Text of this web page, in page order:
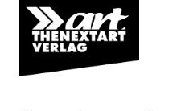
Zur
Navigation
springen
Zum
Inhalt
springen